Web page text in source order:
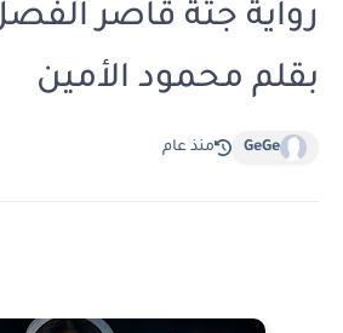
بقلم محمود الأمين
GeGe منذ عام